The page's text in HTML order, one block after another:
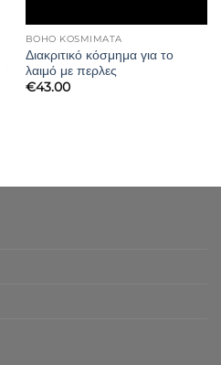
BOHO KOSMIMATA
Διακριτικό κόσμημα για το
λαιμό με περλες
€43.00